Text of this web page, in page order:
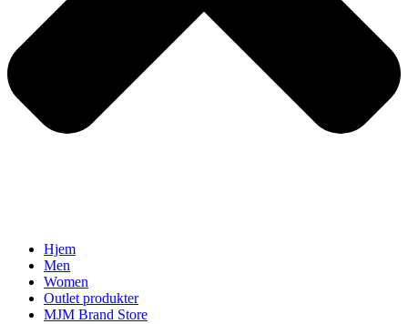
Hjem
Men
Women
Outlet produkter
MJM Brand Store